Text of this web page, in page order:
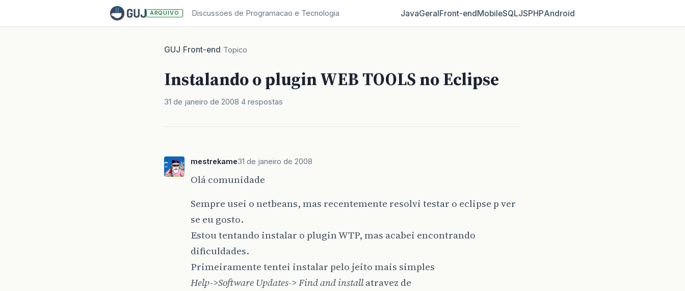
ARQUIVO Discussoes de Programacao e Tecnologia JavaGeralFront‑endMobileSQLJSPHPAndroid
GUJ/Front-end/Topico
Instalando o plugin WEB TOOLS no Eclipse
31 de janeiro de 2008 4 respostas
mestrekame31 de janeiro de 2008
Olá comunidade
Sempre usei o netbeans, mas recentemente resolvi testar o eclipse p ver
se eu gosto.
Estou tentando instalar o plugin WTP, mas acabei encontrando
dificuldades.
Primeiramente tentei instalar pelo jeito mais simples
Help->Software Updates-> Find and installatravez de